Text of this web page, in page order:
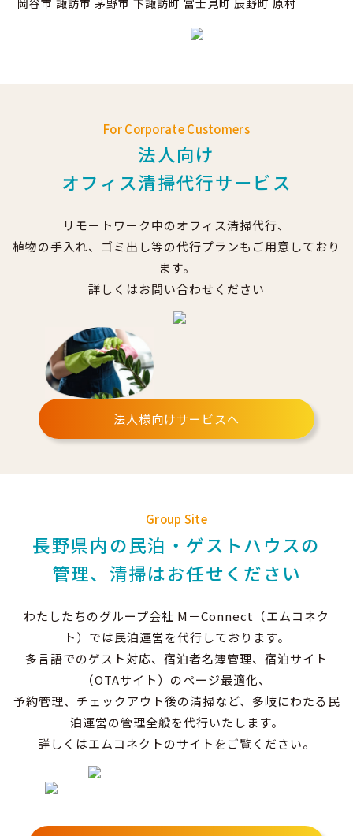
For Corporate Customers
法人向け
オフィス清掃代行サービス
リモートワーク中のオフィス清掃代行、
植物の手入れ、ゴミ出し等の代行プランもご用意しており
ます。
詳しくはお問い合わせください
法人様向けサービスへ
Group Site
長野県内の民泊・ゲストハウスの
管理、清掃はお任せください
わたしたちのグループ会社 M－Connect（エムコネク
ト）では民泊運営を代行しております。
多言語でのゲスト対応、宿泊者名簿管理、宿泊サイト
（OTAサイト）のページ最適化、
予約管理、チェックアウト後の清掃など、多岐にわたる民
泊運営の管理全般を代行いたします。
詳しくはエムコネクトのサイトをご覧ください。